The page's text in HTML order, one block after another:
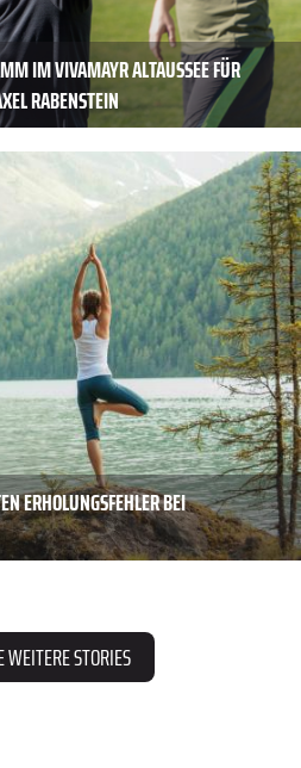
IM VIVAMAYR ALTAUSSEE FÜR
RABENSTEIN
ERHOLUNGSFEHLER BEI
WEITERE STORIES